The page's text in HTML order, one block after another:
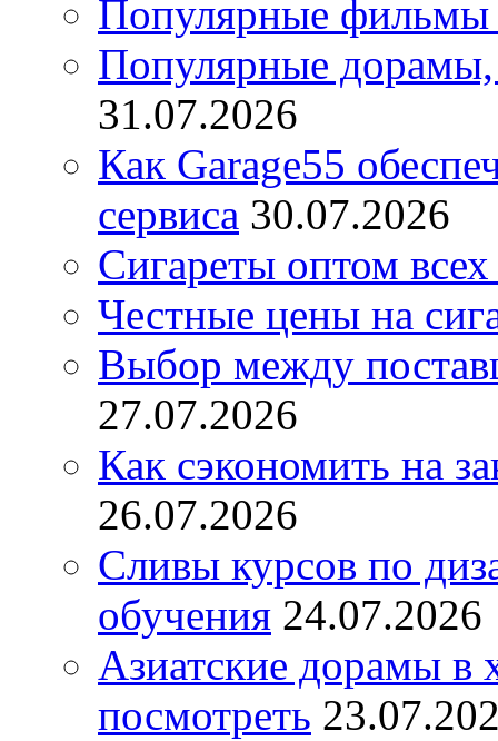
Популярные фильмы
Популярные дорамы,
31.07.2026
Как Garage55
сервиса 30.07.2026
Сигареты оптом
Честные цены на
Выбор между
27.07.2026
Как сэкономить на
26.07.2026
Сливы курсов по
обучения 24.07.2026
Азиатские дорамы в
посмотреть